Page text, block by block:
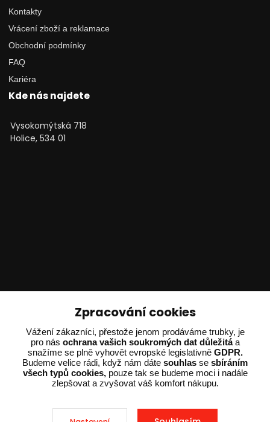
Kontakty
Vrácení zboží a reklamace
Obchodní podmínky
FAQ
Kariéra
Kde nás najdete
Vysokomýtská 718
Holice, 534 01
Technické poradenství
Ing. Adam Dvořák
+420 602 234 254
(Po-Pá 8:00 - 15:00)
potrebujiporadit@dvorak-karlik.cz
Zpracování cookies
Vážení zákazníci, přestože jenom prodáváme trubky, je
pro nás ochrana vašich soukromých dat důležitáa
snažíme se plně vyhovět evropské legislativně GDPR.
Budeme velice rádi, když nám dáte souhlas se sbíráním
všech typů cookies,pouze tak se budeme moci i nadále
zlepšovat a zvyšovat váš komfort nákupu.